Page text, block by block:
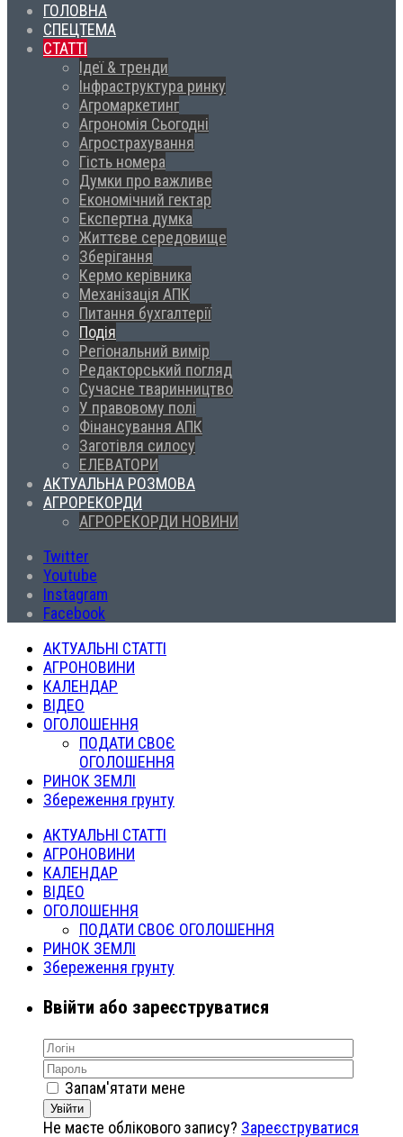
ГОЛОВНА
СПЕЦТЕМА
СТАТТІ
Ідеї & тренди
Інфраструктура ринку
Агромаркетинг
Агрономія Сьогодні
Агрострахування
Гість номера
Думки про важливе
Економічний гектар
Експертна думка
Життєве середовище
Зберігання
Кермо керівника
Механізація АПК
Питання бухгалтерії
Подія
Регіональний вимір
Редакторський погляд
Сучасне тваринництво
У правовому полі
Фінансування АПК
Заготівля силосу
ЕЛЕВАТОРИ
АКТУАЛЬНА РОЗМОВА
АГРОРЕКОРДИ
АГРОРЕКОРДИ НОВИНИ
Twitter
Youtube
Instagram
Facebook
АКТУАЛЬНІ СТАТТІ
АГРОНОВИНИ
КАЛЕНДАР
ВІДЕО
ОГОЛОШЕННЯ
ПОДАТИ СВОЄ
ОГОЛОШЕННЯ
РИНОК ЗЕМЛІ
Збереження грунту
АКТУАЛЬНІ СТАТТІ
АГРОНОВИНИ
КАЛЕНДАР
ВІДЕО
ОГОЛОШЕННЯ
ПОДАТИ СВОЄ ОГОЛОШЕННЯ
РИНОК ЗЕМЛІ
Збереження грунту
Ввійти або зареєструватися
Запам'ятати мене
Увійти
Не маєте облікового запису? Зареєструватися